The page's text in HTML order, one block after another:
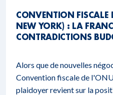
CONVENTION FISCALE
NEW YORK) : LA
CONTRADICTIONS
Alors que de nouvelles
Convention fiscale de
plaidoyer revient sur la